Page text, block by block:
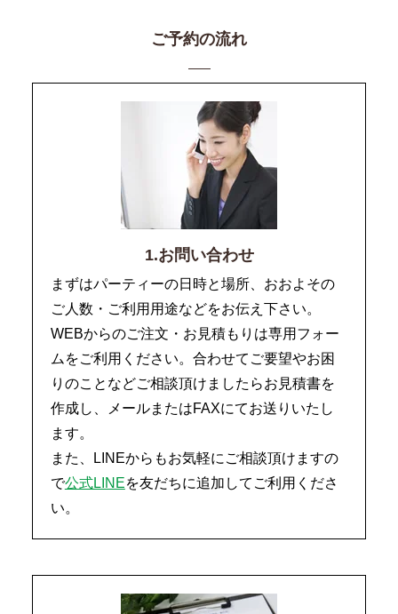
ご予約の流れ
1.お問い合わせ
まずはパーティーの日時と場所、おおよその
ご人数・ご利用用途などをお伝え下さい。
WEBからのご注文・お見積もりは専用フォー
ムをご利用ください。合わせてご要望やお困
りのことなどご相談頂けましたらお見積書を
作成し、メールまたはFAXにてお送りいたし
ます。
また、LINEからもお気軽にご相談頂けますの
で公式LINEを友だちに追加してご利用くださ
い。